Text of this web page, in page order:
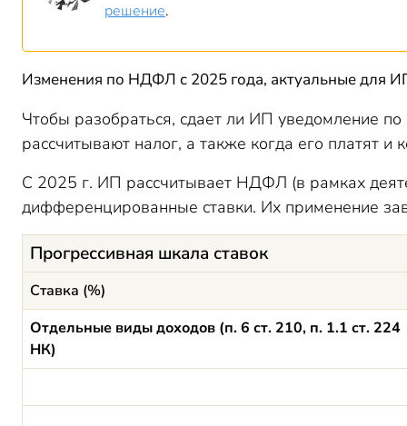
решение.
Изменения по НДФЛ с 2025 года, актуальные для
Чтобы разобраться, сдает ли ИП уведомление
рассчитывают налог, а также когда его платят и
С 2025 г. ИП рассчитывает НДФЛ (в рамках
дифференцированные ставки. Их применение
Прогрессивная шкала ставок
Ставка (%)
Отдельные виды доходов (п. 6 ст. 210, п. 1.1 ст. 224
НК)